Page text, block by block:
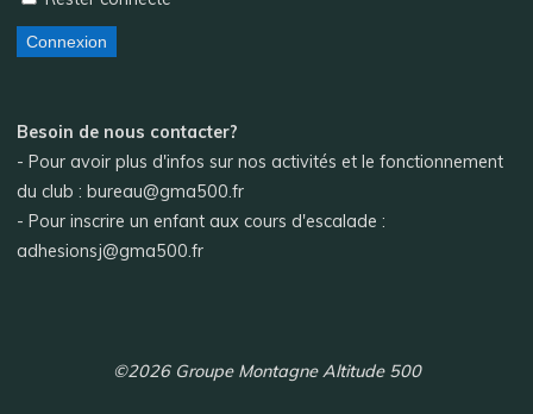
Connexion
Besoin de nous contacter?
- Pour avoir plus d'infos sur nos activités et le fonctionnement
du club : bureau@gma500.fr
- Pour inscrire un enfant aux cours d'escalade :
adhesionsj@gma500.fr
©2026 Groupe Montagne Altitude 500